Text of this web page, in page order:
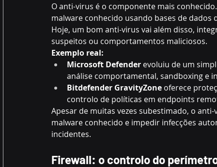
O anti-virus é o componente mais
malware conhecido usando bases de
Hoje, um bom anti-virus vai além disso,
suspeitos ou comportamentos maliciosos.
Exemplo real:
Microsoft Defender evoluiu de um
análise comportamental, sandboxing e
Bitdefender GravityZone oferece
controlo de políticas em endpoints
Apesar de muitas vezes subestimado, o
malware conhecido e impedir infecções
incidentes.
Firewall: o controlo do